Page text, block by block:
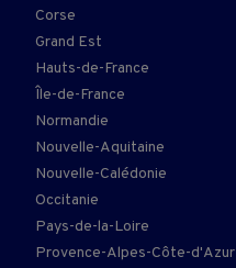
Corse
Grand Est
Hauts-de-France
Île-de-France
Normandie
Nouvelle-Aquitaine
Nouvelle-Calédonie
Occitanie
Pays-de-la-Loire
Provence-Alpes-Côte-d'Azur